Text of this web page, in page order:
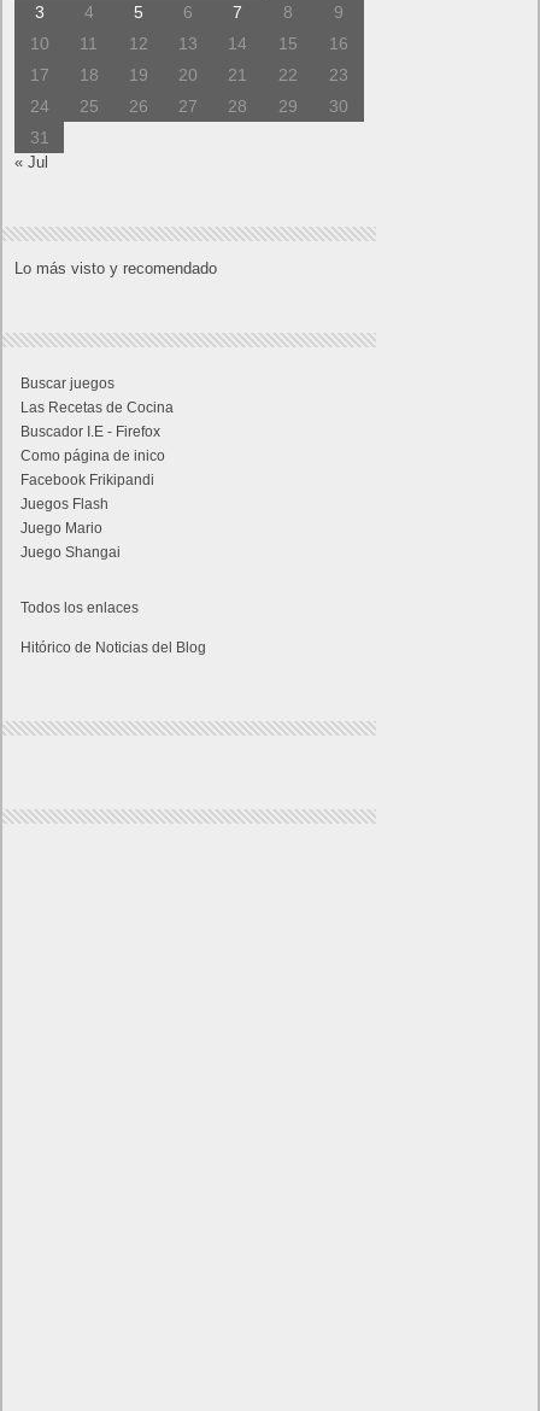
3
4 5 6 7 8
9
10
11 12 13 14 15
16
17
18 19 20 21 22
23
24
25 26 27 28 29
30
31
« Jul
Lo más visto y recomendado
Buscar juegos
Las Recetas de Cocina
Buscador I.E - Firefox
Como página de inico
Facebook Frikipandi
Juegos Flash
Juego Mario
Juego Shangai
Todos los enlaces
Hitórico de Noticias del Blog